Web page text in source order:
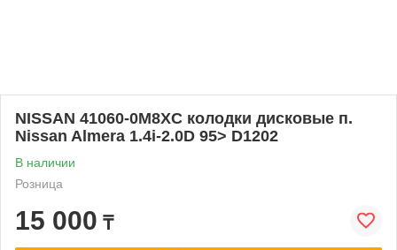
NISSAN 41060-0M8XC колодки дисковые п.
Nissan Almera 1.4i-2.0D 95> D1202
В наличии
Розница
15 000 ₸